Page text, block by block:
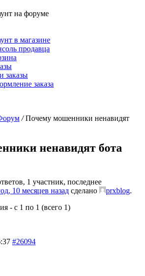
на форуме
в магазине
продавца
заказы
заказа
/ Почему мошенники ненавидят
ненавидят бота
1 участник, последнее
10 месяцев назад сделано prxblog.
- с 1 по 1 (всего 1)
#26094